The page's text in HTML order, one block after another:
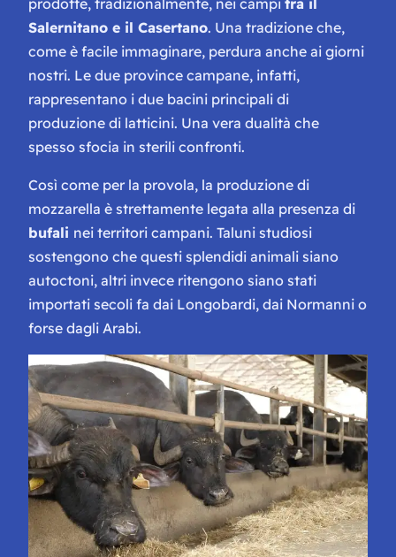
Salernitano e il Casertano. Una tradizione che,
come è facile immaginare, perdura anche ai giorni
nostri. Le due province campane, infatti,
rappresentano i due bacini principali di
produzione di latticini. Una vera dualità che
spesso sfocia in sterili confronti.
Così come per la provola, la produzione di
mozzarella è strettamente legata alla presenza di
bufali nei territori campani. Taluni studiosi
sostengono che questi splendidi animali siano
autoctoni, altri invece ritengono siano stati
importati secoli fa dai Longobardi, dai Normanni o
forse dagli Arabi.